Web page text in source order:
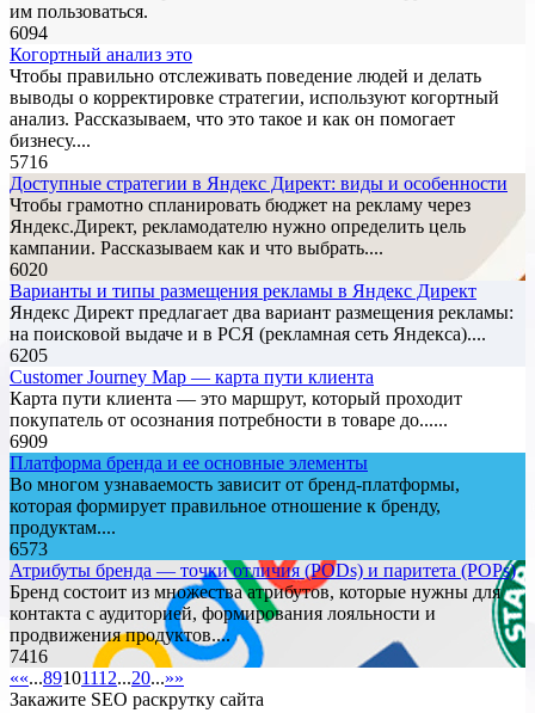
им пользоваться.
6094
Когортный анализ это
Чтобы правильно отслеживать поведение людей и делать
выводы о корректировке стратегии, используют когортный
анализ. Рассказываем, что это такое и как он помогает
бизнесу....
5716
Доступные стратегии в Яндекс Директ: виды и особенности
Чтобы грамотно спланировать бюджет на рекламу через
Яндекс.Директ, рекламодателю нужно определить цель
кампании. Рассказываем как и что выбрать....
6020
Варианты и типы размещения рекламы в Яндекс Директ
Яндекс Директ предлагает два вариант размещения рекламы:
на поисковой выдаче и в РСЯ (рекламная сеть Яндекса)....
6205
Customer Journey Map — карта пути клиента
Карта пути клиента — это маршрут, который проходит
покупатель от осознания потребности в товаре до......
6909
Платформа бренда и ее основные элементы
Во многом узнаваемость зависит от бренд-платформы,
которая формирует правильное отношение к бренду,
продуктам....
6573
Атрибуты бренда — точки отличия (PODs) и паритета (POPs)
Бренд состоит из множества атрибутов, которые нужны для
контакта с аудиторией, формирования лояльности и
продвижения продуктов....
7416
««...89101112...20...»»
Закажите SEO раскрутку сайта